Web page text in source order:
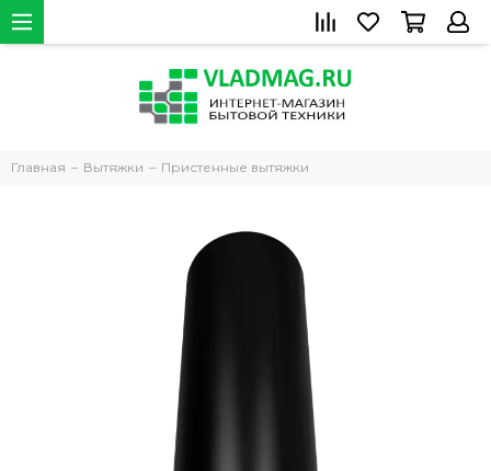
Главная Вытяжки Пристенные вытяжки